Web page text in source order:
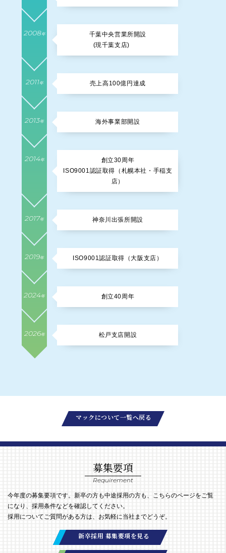
2008年
千葉中央営業所開設
(現千葉支店)
2011年 売上高100億円達成
2013年 海外事業部開設
2014年
創立30周年
ISO9001認証取得（札幌本社・手稲支
店）
2017年 神奈川出張所開設
2019年 ISO9001認証取得（大阪支店）
2024年 創立40周年
2026年 松戸支店開設
マックについて一覧へ戻る
募集要項
Requirement
今年度の募集要項です。新卒の方も中途採用の方も、こちらのページをご覧
になり、採用条件などを確認してください。
採用についてご質問がある方は、お気軽に当社までどうぞ。
新卒採用 募集要項を見る